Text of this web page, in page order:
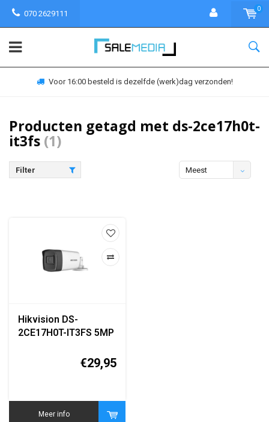
070 2629111
0
Voor 16:00 besteld is dezelfde (werk)dag verzonden!
Producten getagd met ds-2ce17h0t-
it3fs (1)
Filter
Meest
Hikvision DS-
2CE17H0T-IT3FS 5MP
€29,95
Meer info